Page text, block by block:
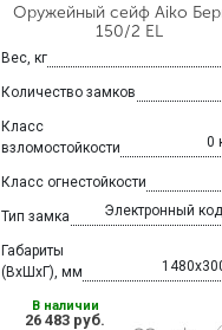
Оружейный сейф Aiko
150/2 EL
Вес, кг
Количество замков
Класс
взломостойкости
0
Класс огнестойкости
Тип замка Электронный
Габариты
(ВхШхГ), мм
В наличии
26 483 руб.